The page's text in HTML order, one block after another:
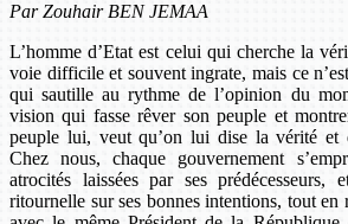
Par Zouhair BEN JEMAA
L’homme d’Etat est celui qui cherche la
voie difficile et souvent ingrate, mais ce
qui sautille au rythme de l’opinion du
vision qui fasse rêver son peuple et
peuple lui, veut qu’on lui dise la vérité et
Chez nous, chaque gouvernement
atrocités laissées par ses
ritournelle sur ses bonnes intentions, tout en